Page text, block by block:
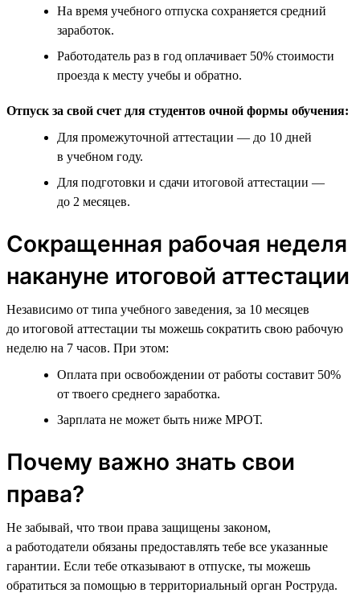
На время учебного отпуска сохраняется средний
заработок.
Работодатель раз в год оплачивает 50% стоимости
проезда к месту учебы и обратно.
Отпуск за свой счет для студентов очной формы обучения:
Для промежуточной аттестации — до 10 дней
в учебном году.
Для подготовки и сдачи итоговой аттестации —
до 2 месяцев.
Сокращенная рабочая неделя
накануне итоговой аттестации
Независимо от типа учебного заведения, за 10 месяцев
до итоговой аттестации ты можешь сократить свою рабочую
неделю на 7 часов. При этом:
Оплата при освобождении от работы составит 50%
от твоего среднего заработка.
Зарплата не может быть ниже МРОТ.
Почему важно знать свои
права?
Не забывай, что твои права защищены законом,
а работодатели обязаны предоставлять тебе все указанные
гарантии. Если тебе отказывают в отпуске, ты можешь
обратиться за помощью в территориальный орган Роструда.